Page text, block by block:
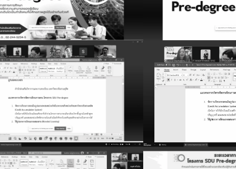
ยทัศน์ พันธกิจ
งอำนวยความสะดวก สนับสนุนการศึกษา
นวนนักศึกษาต่างชาติ
ำนวนนักศึกษาบกพร่อง
นวนนักศึกษาปกติ
นวนนักศึกษาลูกคนแรก
นวนผู้สำเร็จการศึกษา
ร็จการศึกษา
กเสรี